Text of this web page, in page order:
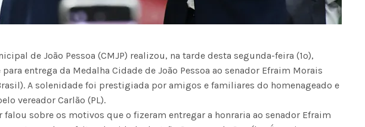
de João Pessoa (CMJP) realizou, na tarde desta segunda-feira (1º),
para entrega da Medalha Cidade de João Pessoa ao senador Efraim Morais
A solenidade foi prestigiada por amigos e familiares do homenageado e
vereador Carlão (PL).
falou sobre os motivos que o fizeram entregar a honraria ao senador Efraim